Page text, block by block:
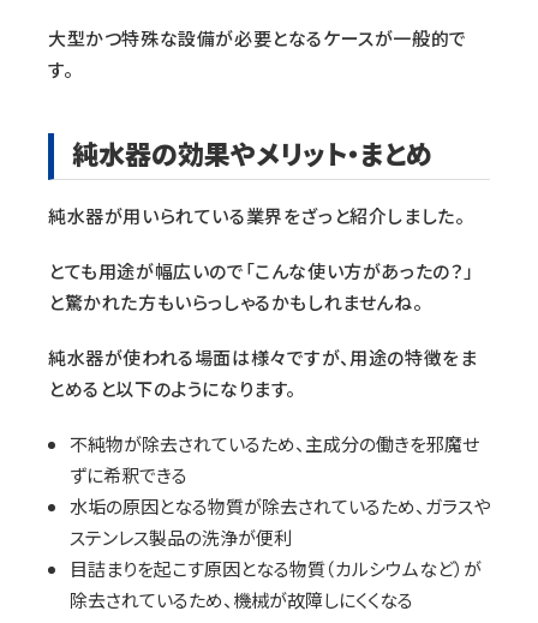
大型かつ特殊な設備が必要となるケースが一般的で
す。
純水器の効果やメリット・まとめ
純水器が用いられている業界をざっと紹介しました。
とても用途が幅広いので「こんな使い方があったの？」
と驚かれた方もいらっしゃるかもしれませんね。
純水器が使われる場面は様々ですが、用途の特徴をま
とめると以下のようになります。
不純物が除去されているため、主成分の働きを邪魔せ
ずに希釈できる
水垢の原因となる物質が除去されているため、ガラスや
ステンレス製品の洗浄が便利
目詰まりを起こす原因となる物質（カルシウムなど）が
除去されているため、機械が故障しにくくなる